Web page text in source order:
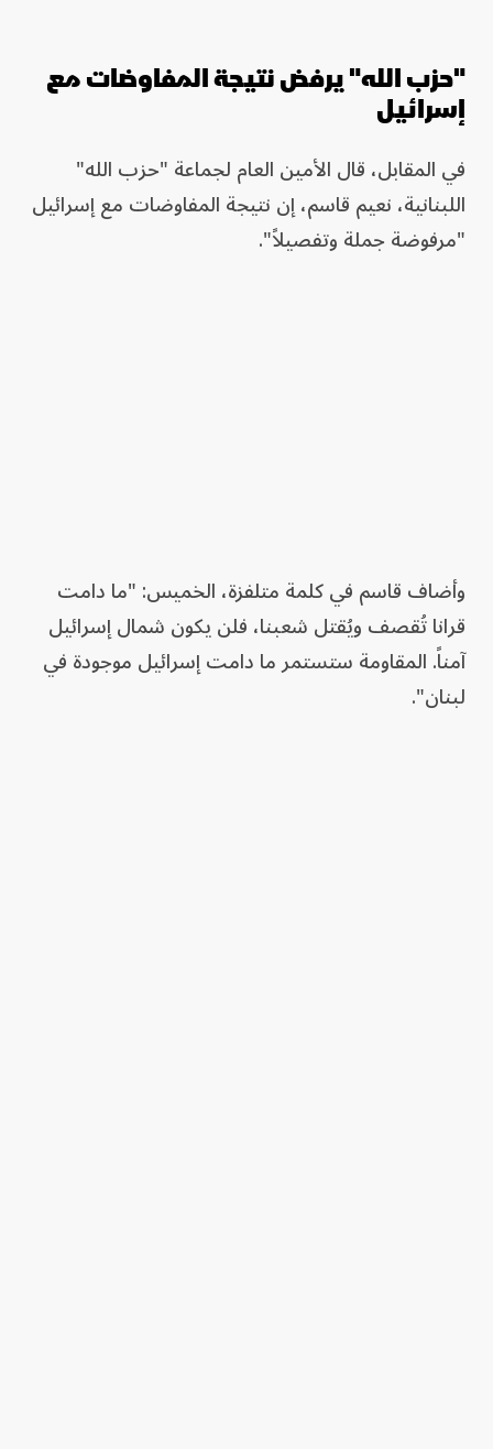
"حزب الله" يرفض نتيجة المفاوضات مع
إسرائيل
في المقابل، قال الأمين العام لجماعة "حزب الله"
اللبنانية، نعيم قاسم، إن نتيجة المفاوضات مع إسرائيل
"مرفوضة جملة وتفصيلاً".
وأضاف قاسم في كلمة متلفزة، الخميس: "ما دامت
قرانا تُقصف ويُقتل شعبنا، فلن يكون شمال إسرائيل
آمناً. المقاومة ستستمر ما دامت إسرائيل موجودة في
لبنان".